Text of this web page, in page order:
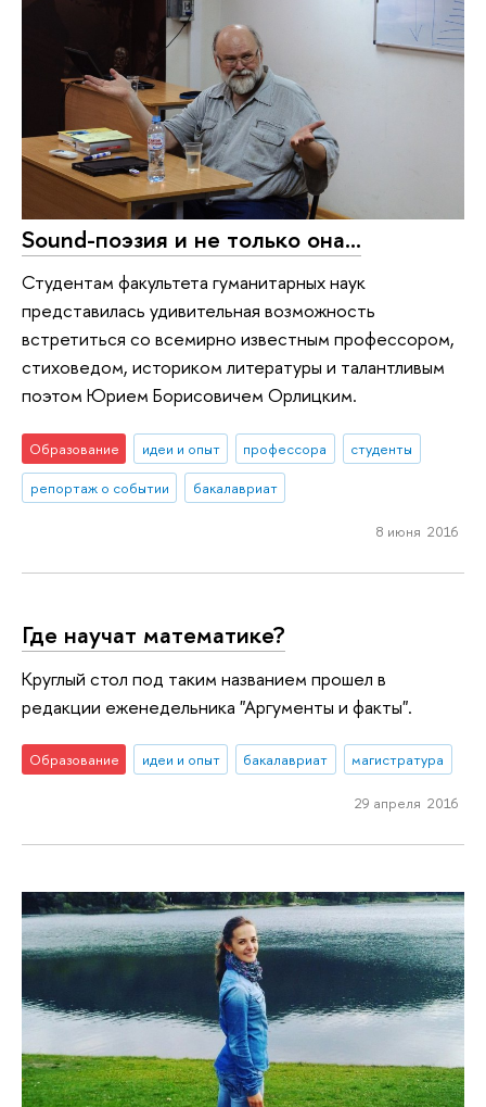
Sound-поэзия и не только она...
Студентам факультета гуманитарных наук
представилась удивительная возможность
встретиться со всемирно известным профессором,
стиховедом, историком литературы и талантливым
поэтом Юрием Борисовичем Орлицким.
Образование идеи и опыт профессора
студенты
репортаж о событии
бакалавриат
8 июня 2016
Где научат математике?
Круглый стол под таким названием прошел в
редакции еженедельника "Аргументы и факты".
Образование идеи и опыт бакалавриат магистратура
29 апреля 2016